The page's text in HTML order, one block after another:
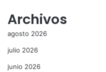
Archivos
agosto 2026
julio 2026
junio 2026